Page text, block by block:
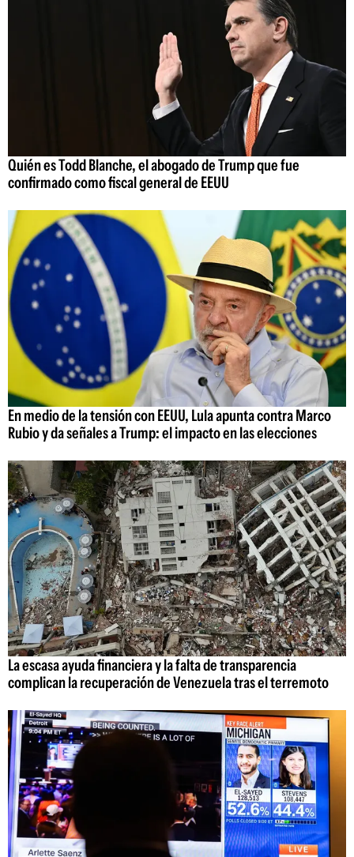
Quién es Todd Blanche, el abogado de Trump que fue
confirmado como fiscal general de EEUU
En medio de la tensión con EEUU, Lula apunta contra Marco
Rubio y da señales a Trump: el impacto en las elecciones
La escasa ayuda financiera y la falta de transparencia
complican la recuperación de Venezuela tras el terremoto